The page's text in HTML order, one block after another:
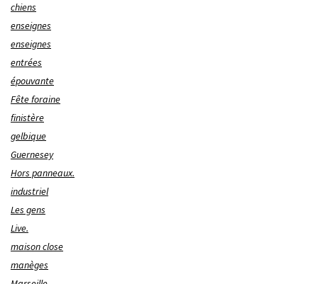
chiens
enseignes
enseignes
entrées
épouvante
Fête foraine
finistère
gelbique
Guernesey
Hors panneaux.
industriel
Les gens
Live.
maison close
manèges